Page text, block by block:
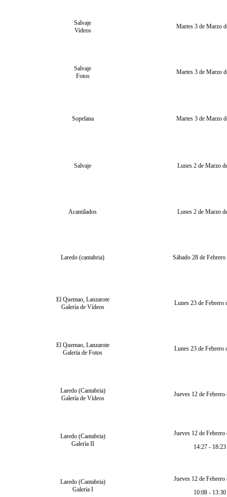
Salvaje
Videos
Martes 3 de Marzo
Salvaje
Fotos
Martes 3 de Marzo
Sopelana Martes 3 de Marzo
Salvaje Lunes 2 de Marzo
Acantilados Lunes 2 de Marzo
Laredo (cantabria) Sábado 28 de
El Quemao, Lanzarote
Galería de Vídeos
Lunes 23 de Febrero
El Quemao, Lanzarote
Galería de Fotos
Lunes 23 de Febrero
Laredo (Cantabria)
Galería de Vídeos
Jueves 12 de Febrero
Laredo (Cantabria)
Galería II
Jueves 12 de Febrero
14:27 - 18:23
Laredo (Cantabria)
Galería I
Jueves 12 de Febrero
10:08 - 13:30